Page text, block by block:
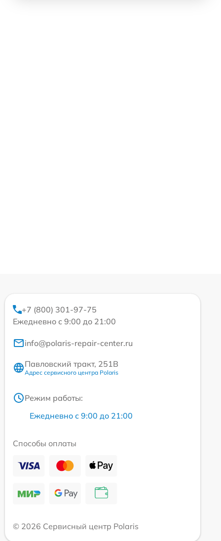
+7 (800) 301-97-75
Ежедневно с 9:00 до 21:00
info@polaris-repair-center.ru
Павловский тракт, 251В
Адрес сервисного центра Polaris
Режим работы:
Ежедневно с 9:00 до 21:00
Способы оплаты
© 2026 Сервисный центр Polaris